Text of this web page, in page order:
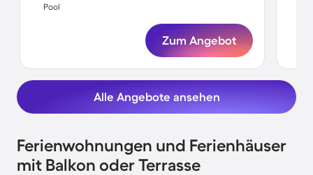
Pool
Zum Angebot
Alle Angebote ansehen
Ferienwohnungen und Ferienhäuser
mit Balkon oder Terrasse